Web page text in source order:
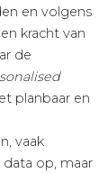
en volgens
kracht van
de
planbaar en
vaak
op, maar